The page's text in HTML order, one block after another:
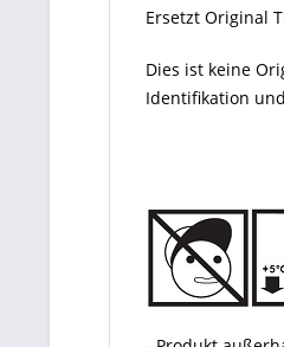
Ersetzt Original
Dies ist keine
Identifikation